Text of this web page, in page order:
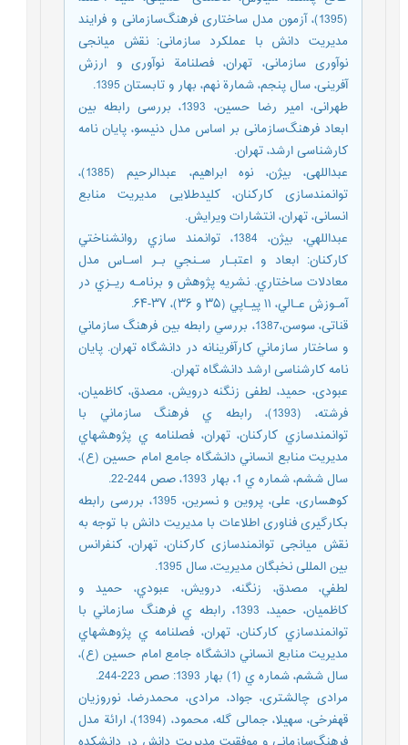
(1395)، آزمون مدل ساختاری فرهنگ‌سازمانی و فرایند
مدیریت دانش با عملکرد سازمانی: نقش میانجی
نوآوری سازمانی، تهران، فصلنامة نوآوری و ارزش
آفرینی، سال پنجم، شمارة نهم، بهار و تابستان 1395.
طهرانی، امیر رضا حسین، 1393، بررسی رابطه بین
ابعاد فرهنگ‌سازمانی بر اساس مدل دنیسو، پایان نامه
کارشناسی ارشد، تهران.
عبداللهی، بیژن، نوه ابراهیم، عبدالرحیم (1385)،
توانمندسازی کارکنان، کلیدطلایی مدیریت منابع
انسانی، تهران، انتشارات ویرایش.
عبداللهي، بيژن، 1384، توانمند سازي روانشناختي
كاركنان: ابعاد و اعتبـار سـنجي بـر اسـاس مدل
معادلات ساختاري. نشریه پژوهش و برنامـه ريـزي در
آمـوزش عـالي، ۱۱ پيـاپي (۳۵ و ۳۶)، ۳۷-۶۴.
قناتی، سوسن،1387، بررسي رابطه بين فرهنگ سازماني
و ساختار سازماني كارآفرينانه در دانشگاه تهران. پایان
نامه کارشناسی ارشد دانشگاه تهران.
عبودی، حمید، لطفی زنگنه درویش، مصدق، کاظمیان،
فرشته، (1393)، رابطه ي فرهنگ سازماني با
توانمندسازي كاركنان، تهران، فصلنامه ي پژوهشهاي
مديريت منابع انساني دانشگاه جامع امام حسين (ع)،
سال ششم، شماره ي 1، بهار 1393، صص 244-22.
کوهساری، علی، پروین و نسرین، 1395، بررسی رابطه
بکارگیری فناوری اطلاعات با مدیریت دانش با توجه به
نقش میانجی توانمندسازی کارکنان، تهران، کنفرانس
بین المللی نخبگان مدیریت، سال 1395.
لطفي، مصدق، زنگنه، درويش، عبودي، حمید و
كاظميان، حمید، 1393، رابطه ي فرهنگ سازماني با
توانمندسازي كاركنان، تهران، فصلنامه ي پژوهشهاي
مديريت منابع انساني دانشگاه جامع امام حسين (ع)،
سال ششم، شماره ي (1) بهار 1393: صص 223-244.
مرادی چالشتری، جواد، مرادی، محمدرضا، نوروزیان
قهفرخی، سهیلا، جمالی گله، محمود، (1394)، ارائة مدل